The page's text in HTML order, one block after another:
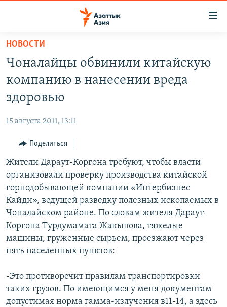
Вернуться
основному
содержанию
главной
навигации
Вернутся
поиску
ТАДЖИКИСТАН
ҚАЗАҚША
КЫРГЫЗЧА
ЎЗБЕКЧА
ТОҶИКӢ
TÜRKMENÇE
Все сайты РСЕ/РС
НОВОСТИ
Чоналайцы обвинили китайскую
компанию в нанесении вреда
здоровью
15 августа 2011, 13:11
Поделиться
Жители Дараут-Коргона требуют, чтобы власти
организовали проверку производства китайской
горнодобывающей компании «Интербизнес
Кайди», ведущей разведку полезных ископаемых в
Чоналайском районе. По словам жителя Дараут-
Коргона Турдумамата Жакыпова, тяжелые
машины, груженные сырьем, проезжают через
пять населенных пунктов:
-Это противоречит правилам транспортировки
таких грузов. По имеющимся у меня документам
допустимая норма гамма-излучения в11-14, а здесь